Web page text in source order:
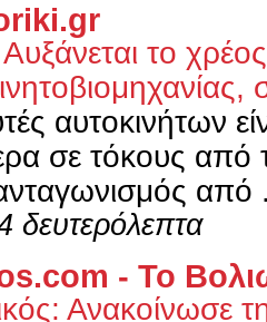
το
αυτοκινήτων
σε τόκους από
από
δευτερόλεπτα
- Το
Ανακοίνωσε